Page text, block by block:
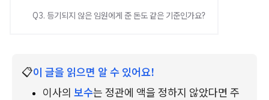
Q3. 등기되지 않은 임원에게 준 돈도 같은 기준인가요?
📋이 글을 읽으면 알 수 있어요!
이사의 보수는 정관에 액을 정하지 않았다면 주